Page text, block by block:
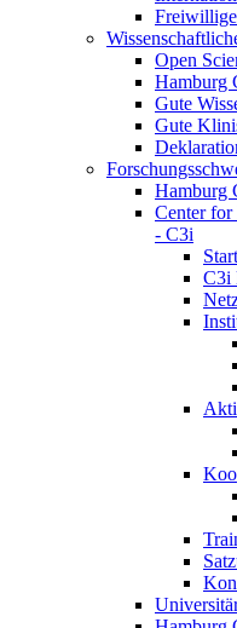
Open
Hamburg
Gute
Gute
Hamburg
Center
- C3i
C3i